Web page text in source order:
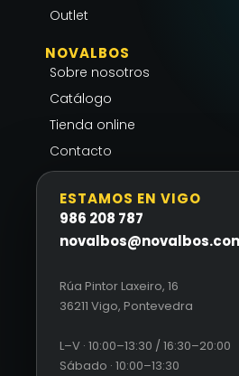
Outlet
NOVALBOS
Sobre nosotros
Catálogo
Tienda online
Contacto
ESTAMOS EN VIGO
986 208 787
Rúa Pintor Laxeiro, 16
36211 Vigo, Pontevedra
L–V · 10:00–13:30 / 16:30–20:00
Sábado · 10:00–13:30